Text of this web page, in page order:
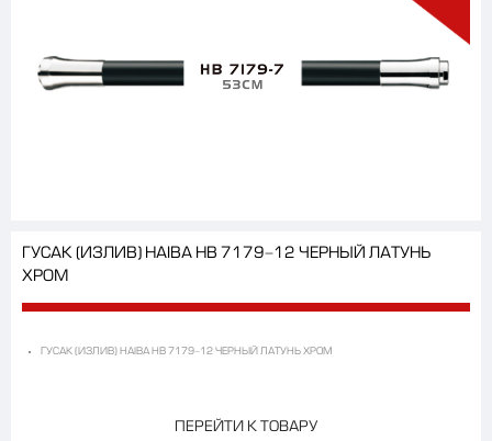
ГУСАК (ИЗЛИВ) HAIBA HB 7179-12 ЧЕРНЫЙ ЛАТУНЬ
ХРОМ
ГУСАК (ИЗЛИВ) HAIBA HB 7179-12 ЧЕРНЫЙ ЛАТУНЬ ХРОМ
ПЕРЕЙТИ К ТОВАРУ